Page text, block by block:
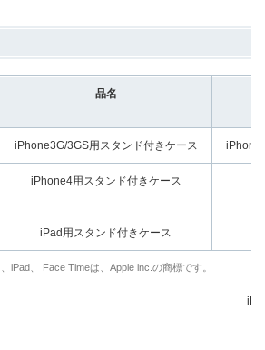
品名
iPhone3G/3GS用スタンド付きケース
iPhone4用スタンド付きケース
iPad用スタンド付きケース
iPad、 Face Timeは、Apple inc.の商標です。